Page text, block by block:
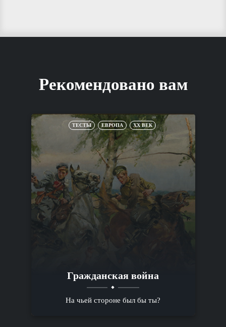
Рекомендовано вам
ТЕСТЫ ЕВРОПА XX ВЕК
Гражданская война
На чьей стороне был бы ты?